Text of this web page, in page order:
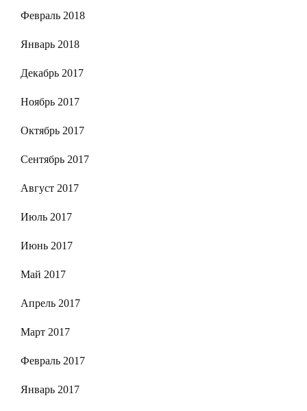
Февраль 2018
Январь 2018
Декабрь 2017
Ноябрь 2017
Октябрь 2017
Сентябрь 2017
Август 2017
Июль 2017
Июнь 2017
Май 2017
Апрель 2017
Март 2017
Февраль 2017
Январь 2017